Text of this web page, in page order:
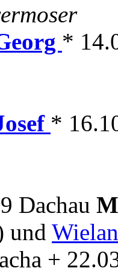
*
*
Dachau
und
+